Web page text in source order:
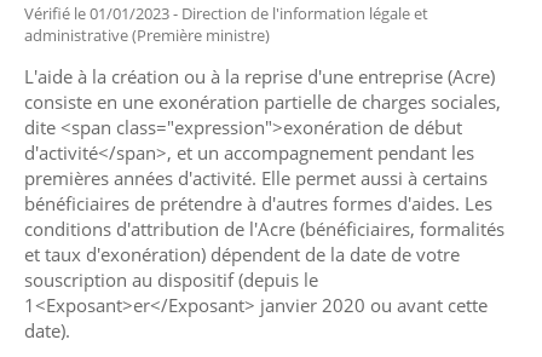
Vérifié le 01/01/2023 - Direction de l'information légale et
administrative (Première ministre)
L'aide à la création ou à la reprise d'une entreprise (Acre)
consiste en une exonération partielle de charges sociales,
dite <span class="expression">exonération de début
d'activité</span>, et un accompagnement pendant les
premières années d'activité. Elle permet aussi à certains
bénéficiaires de prétendre à d'autres formes d'aides. Les
conditions d'attribution de l'Acre (bénéficiaires, formalités
et taux d'exonération) dépendent de la date de votre
souscription au dispositif (depuis le
1<Exposant>er</Exposant> janvier 2020 ou avant cette
date).